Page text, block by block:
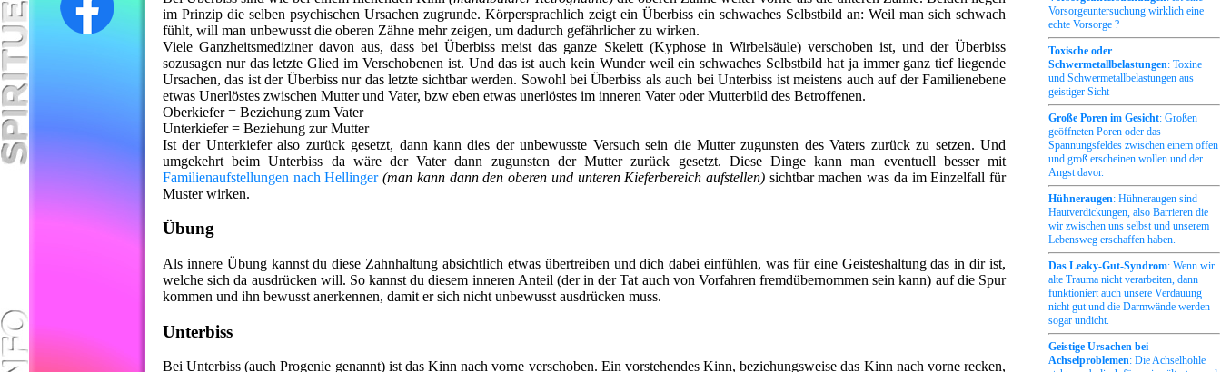
im Prinzip die selben psychischen Ursachen zugrunde. Körpersprachlich zeigt ein Überbiss ein schwaches Selbstbild an: Weil man sich schwach
fühlt, will man unbewusst die oberen Zähne mehr zeigen, um dadurch gefährlicher zu wirken.
Viele Ganzheitsmediziner davon aus, dass bei Überbiss meist das ganze Skelett (Kyphose in Wirbelsäule) verschoben ist, und der Überbiss
sozusagen nur das letzte Glied im Verschobenen ist. Und das ist auch kein Wunder weil ein schwaches Selbstbild hat ja immer ganz tief liegende
Ursachen, das ist der Überbiss nur das letzte sichtbar werden. Sowohl bei Überbiss als auch bei Unterbiss ist meistens auch auf der Familienebene
etwas Unerlöstes zwischen Mutter und Vater, bzw eben etwas unerlöstes im inneren Vater oder Mutterbild des Betroffenen.
Oberkiefer = Beziehung zum Vater
Unterkiefer = Beziehung zur Mutter
Ist der Unterkiefer also zurück gesetzt, dann kann dies der unbewusste Versuch sein die Mutter zugunsten des Vaters zurück zu setzen. Und
umgekehrt beim Unterbiss da wäre der Vater dann zugunsten der Mutter zurück gesetzt. Diese Dinge kann man eventuell besser mit
Familienaufstellungen nach Hellinger (man kann dann den oberen und unteren Kieferbereich aufstellen)sichtbar machen was da im Einzelfall für
Muster wirken.
Übung
Als innere Übung kannst du diese Zahnhaltung absichtlich etwas übertreiben und dich dabei einfühlen, was für eine Geisteshaltung das in dir ist,
welche sich da ausdrücken will. So kannst du diesem inneren Anteil (der in der Tat auch von Vorfahren fremdübernommen sein kann) auf die Spur
kommen und ihn bewusst anerkennen, damit er sich nicht unbewusst ausdrücken muss.
Unterbiss
Bei Unterbiss (auch Progenie genannt) ist das Kinn nach vorne verschoben. Ein vorstehendes Kinn, beziehungsweise das Kinn nach vorne recken,
Vorsorgeuntersuchung wirklich eine
echte Vorsorge ?
Toxische oder
Schwermetallbelastungen: Toxine
und Schwermetallbelastungen aus
geistiger Sicht
Große Poren im Gesicht: Großen
geöffneten Poren oder das
Spannungsfeldes zwischen einem offen
und groß erscheinen wollen und der
Angst davor.
Hühneraugen: Hühneraugen sind
Hautverdickungen, also Barrieren die
wir zwischen uns selbst und unserem
Lebensweg erschaffen haben.
Das Leaky-Gut-Syndrom: Wenn wir
alte Trauma nicht verarbeiten, dann
funktioniert auch unsere Verdauung
nicht gut und die Darmwände werden
sogar undicht.
Geistige Ursachen bei
Achselproblemen: Die Achselhöhle